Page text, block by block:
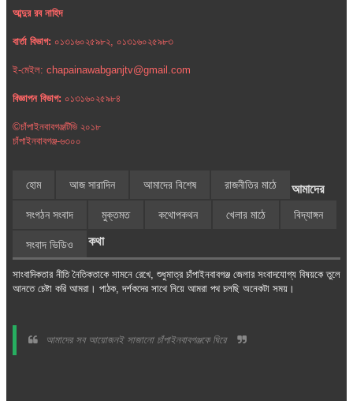
আব্দুর রব নাহিদ
বার্তা বিভাগ: ০১৩১৬০২৫৯৮২, ০১৩১৬০২৫৯৮৩
ই-মেইল: chapainawabganjtv@gmail.com
বিজ্ঞাপন বিভাগ: ০১৩১৬০২৫৯৮৪
©চাঁপাইনবাবগঞ্জটিভি ২০১৮
চাঁপাইনবাবগঞ্জ-৬৩০০
হোম আজ সারাদিন আমাদের বিশেষ রাজনীতির মাঠে
সংগঠন সংবাদ মুক্তমত কথোপকথন খেলার মাঠে বিদ্যাঙ্গন
সংবাদ ভিডিও
আমাদের
কথা
সাংবাদিকতার নীতি নৈতিকতাকে সামনে রেখে, শুধুমাত্র চাঁপাইনবাবগঞ্জ জেলার সংবাদযোগ্য বিষয়কে তুলে
আনতে চেষ্টা করি আমরা। পাঠক, দর্শকদের সাথে নিয়ে আমরা পথ চলছি অনেকটা সময়।
আমাদের সব আয়োজনই সাজানো চাঁপাইনবাবগঞ্জকে ঘিরে